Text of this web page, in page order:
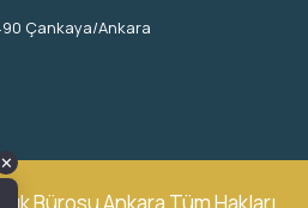
Çankaya/Ankara
✕